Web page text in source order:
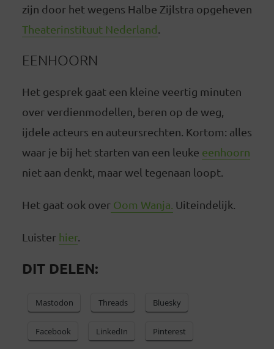
zijn door het wegens Halbe Zijlstra opgeheven
Theaterinstituut Nederland
EENHOORN
Het gesprek gaat een kleine veertig minuten
over verdienmodellen, beren op de weg,
ijdele acteurs en auteursrechten. Kortom: alles
waar je bij het starten van een leuke eenhoorn
niet aan denkt, maar wel tegenaan loopt.
Het gaat ook overOom Wanja. Uiteindelijk.
Luister hier.
DIT DELEN:
Mastodon Threads Bluesky
Facebook LinkedIn Pinterest